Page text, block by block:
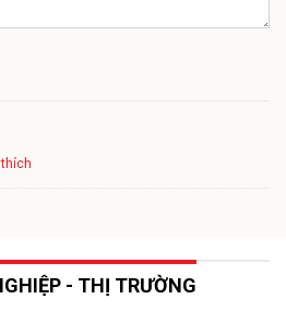
- THỊ TRƯỜNG